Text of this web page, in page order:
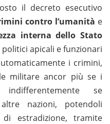
il decreto esecutivo
contro l’umanità e
interna dello Stato
apicali e funzionari
i crimini,
militare ancor più se i
se
nazioni, potendoli
estradizione, tramite